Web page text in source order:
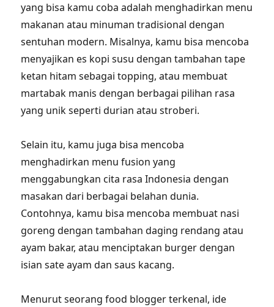
yang bisa kamu coba adalah menghadirkan menu
makanan atau minuman tradisional dengan
sentuhan modern. Misalnya, kamu bisa mencoba
menyajikan es kopi susu dengan tambahan tape
ketan hitam sebagai topping, atau membuat
martabak manis dengan berbagai pilihan rasa
yang unik seperti durian atau stroberi.
Selain itu, kamu juga bisa mencoba
menghadirkan menu fusion yang
menggabungkan cita rasa Indonesia dengan
masakan dari berbagai belahan dunia.
Contohnya, kamu bisa mencoba membuat nasi
goreng dengan tambahan daging rendang atau
ayam bakar, atau menciptakan burger dengan
isian sate ayam dan saus kacang.
Menurut seorang food blogger terkenal, ide